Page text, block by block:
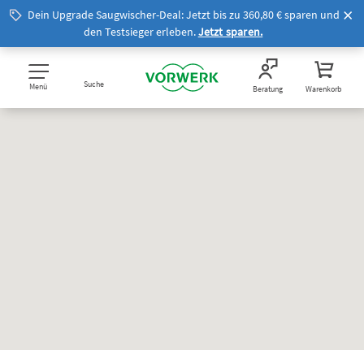
Dein Upgrade Saugwischer-Deal: Jetzt bis zu 360,80 € sparen und
den Testsieger erleben.Jetzt sparen.
Menü Suche Beratung Warenkorb